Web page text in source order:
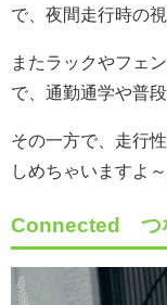
で、夜間走行時の
またラックやフェ
で、通勤通学や普
その一方で、走行
しめちゃいますよ～
Connected つ